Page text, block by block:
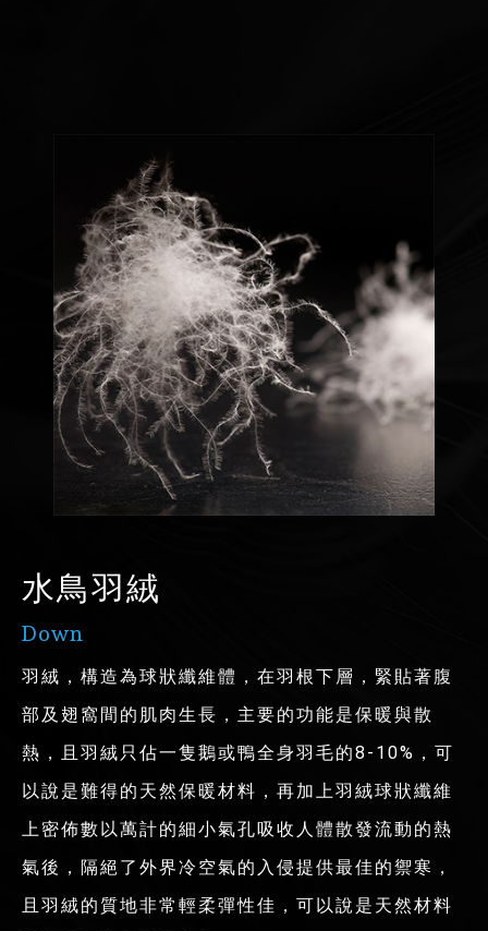
水鳥羽絨
Down
羽絨，構造為球狀纖維體，在羽根下層，緊貼著腹
部及翅窩間的肌肉生長，主要的功能是保暖與散
熱，且羽絨只佔一隻鵝或鴨全身羽毛的8-10%，可
以說是難得的天然保暖材料，再加上羽絨球狀纖維
上密佈數以萬計的細小氣孔吸收人體散發流動的熱
氣後，隔絕了外界冷空氣的入侵提供最佳的禦寒，
且羽絨的質地非常輕柔彈性佳，可以說是天然材料